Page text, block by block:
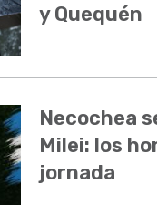
y Quequén
Necochea
Milei: los
jornada